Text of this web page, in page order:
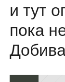
и тут
пока